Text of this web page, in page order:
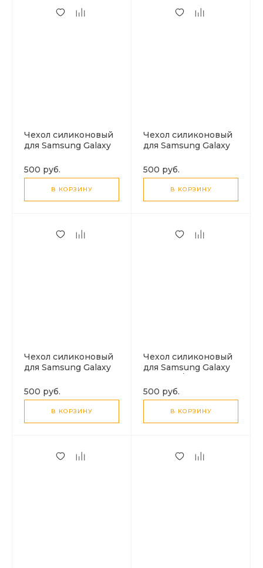
Чехол силиконовый
для Samsung Galaxy
защитой камеры, X-
CASE, прозрачный
500 руб.
В КОРЗИНУ
Чехол силиконовый
для Samsung Galaxy
защитой камеры, X-
CASE, прозрачный
500 руб.
В КОРЗИНУ
Чехол силиконовый
для Samsung Galaxy
камеры, X-CASE,
прозрачный
500 руб.
В КОРЗИНУ
Чехол силиконовый
для Samsung Galaxy
защитой камеры, X-
CASE, прозрачный
500 руб.
В КОРЗИНУ